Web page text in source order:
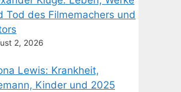
Tod des Filmemachers und
2, 2026
Lewis: Krankheit,
Kinder und 2025